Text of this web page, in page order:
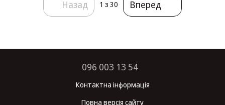
Назад 1 з 30 Вперед
096 003 13 54
Контактна інформація
Повна версія сайту